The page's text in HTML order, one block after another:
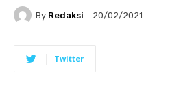
By Redaksi 20/02/2021
Twitter